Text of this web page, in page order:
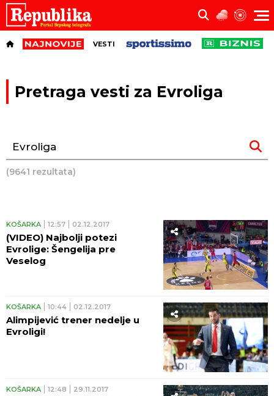
VESTI
Pretraga vesti za Evroliga
(9641 rezultata)
KOŠARKA 12:57 02.12.2017
(VIDEO) Najbolji potezi
Evrolige: Šengelija pre
Veselog
KOŠARKA 10:44 02.12.2017
Alimpijević trener nedelje u
Evroligi!
KOŠARKA 12:48 29.11.2017